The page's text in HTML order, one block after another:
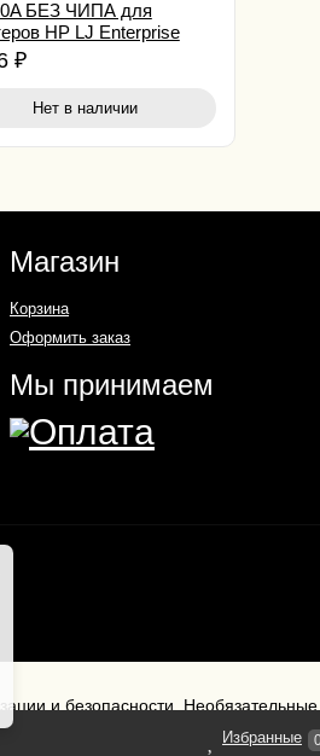
БЕЗ ЧИПА для
HP LJ Enterprise
555/ 578 Black 5.5K
₽
Нет в наличии
Магазин
Корзина
Оформить заказ
Мы принимаем
Избранные
и безопасности.